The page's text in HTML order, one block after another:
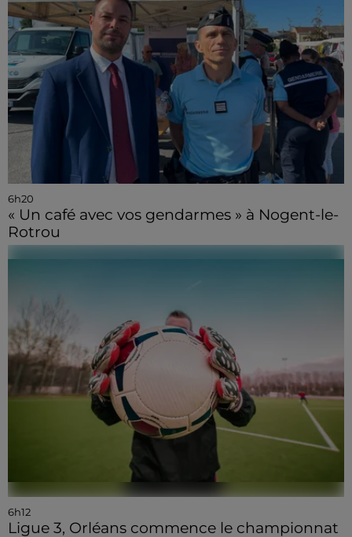
6h20
« Un café avec vos gendarmes » à Nogent-le-
Rotrou
6h12
Ligue 3, Orléans commence le championnat